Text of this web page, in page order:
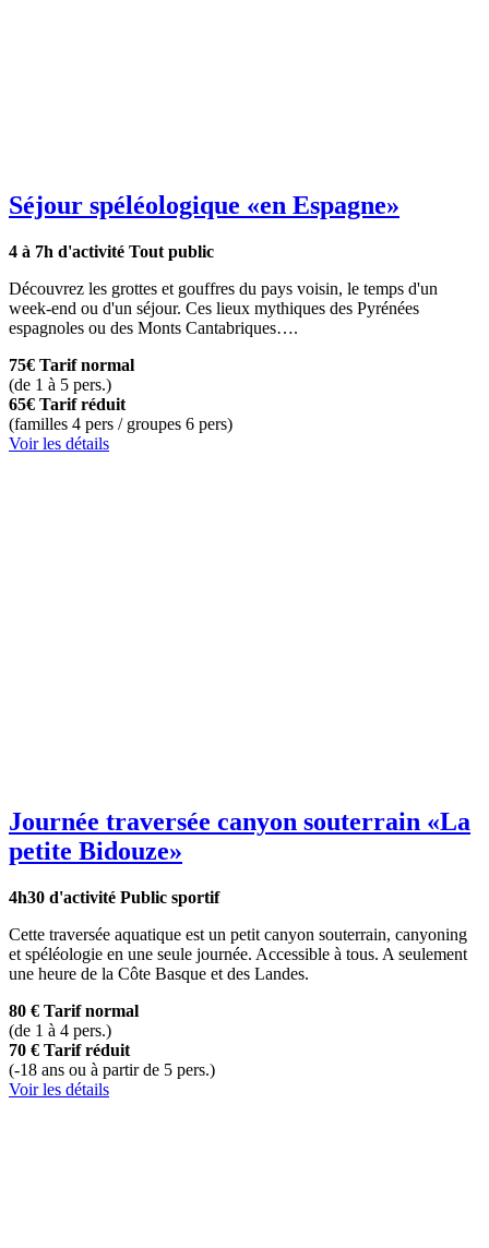
Séjour spéléologique «en Espagne»
4 à 7h d'activité Tout public
Découvrez les grottes et gouffres du pays voisin, le temps d'un
week-end ou d'un séjour. Ces lieux mythiques des Pyrénées
espagnoles ou des Monts Cantabriques….
75€ Tarif normal
(de 1 à 5 pers.)
65€ Tarif réduit
(familles 4 pers / groupes 6 pers)
Voir les détails
Journée traversée canyon souterrain «La
petite Bidouze»
4h30 d'activité Public sportif
Cette traversée aquatique est un petit canyon souterrain, canyoning
et spéléologie en une seule journée. Accessible à tous. A seulement
une heure de la Côte Basque et des Landes.
80 € Tarif normal
(de 1 à 4 pers.)
70 € Tarif réduit
(-18 ans ou à partir de 5 pers.)
Voir les détails